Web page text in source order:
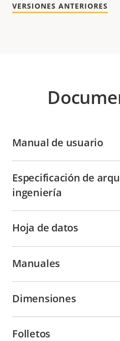
VERSIONES ANTERIORES
Manual de usuario
Especificación de
ingeniería
Hoja de datos
Manuales
Dimensiones
Folletos